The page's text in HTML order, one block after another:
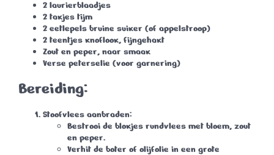
2 laurierblaadjes
2 takjes tijm
2 eetlepels bruine suiker (of appelstroop)
2 teentjes knoflook, fijngehakt
Zout en peper, naar smaak
Verse peterselie (voor garnering)
Bereiding:
Stoofvlees aanbraden:
Bestrooi de blokjes rundvlees met bloem, zout
en peper.
Verhit de boter of olijfolie in een grote